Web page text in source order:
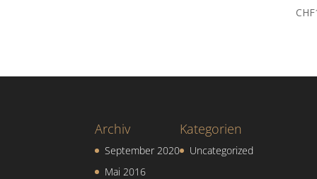
CHF
Archiv
September 2020
Mai 2016
Kategorien
Uncategorized